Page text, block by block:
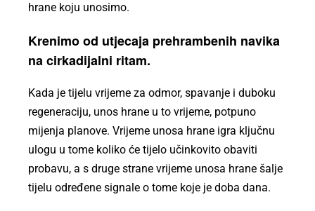
hrane koju unosimo.
Krenimo od utjecaja prehrambenih navika
na cirkadijalni ritam.
Kada je tijelu vrijeme za odmor, spavanje i duboku
regeneraciju, unos hrane u to vrijeme, potpuno
mijenja planove. Vrijeme unosa hrane igra ključnu
ulogu u tome koliko će tijelo učinkovito obaviti
probavu, a s druge strane vrijeme unosa hrane šalje
tijelu određene signale o tome koje je doba dana.